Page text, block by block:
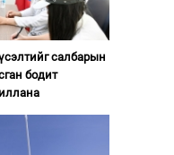
салбарын
бодит